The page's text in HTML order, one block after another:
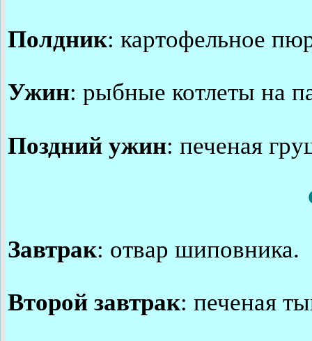
Полдник: картофельное
Ужин: рыбные котлеты на
Поздний ужин: печеная
Завтрак: отвар шиповника.
Второй завтрак: печеная